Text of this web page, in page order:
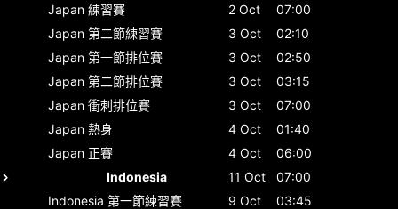
Japan 練習賽 2 Oct
07:00
Japan 第二節練習賽 3 Oct
02:10
Japan 第一節排位賽 3 Oct
02:50
Japan 第二節排位賽 3 Oct
03:15
Japan 衝刺排位賽 3 Oct
07:00
Japan 熱身 4 Oct
01:40
Japan 正賽 4 Oct
06:00
Indonesia
11 Oct
07:00
Indonesia 第一節練習賽 9 Oct
03:45